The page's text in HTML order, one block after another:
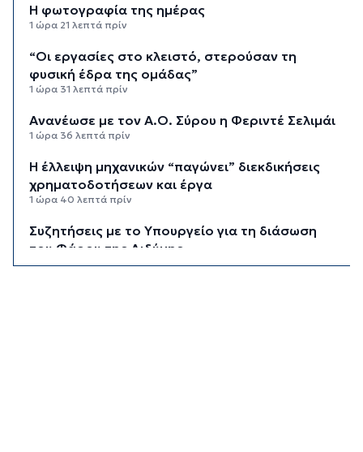
Η φωτογραφία της ημέρας
1 ώρα 21 λεπτά πρίν
“Οι εργασίες στο κλειστό, στερούσαν τη
φυσική έδρα της ομάδας”
1 ώρα 31 λεπτά πρίν
Ανανέωσε με τον Α.Ο. Σύρου η Φεριντέ Σελιμάι
1 ώρα 36 λεπτά πρίν
Η έλλειψη μηχανικών “παγώνει” διεκδικήσεις
χρηματοδοτήσεων και έργα
1 ώρα 40 λεπτά πρίν
Συζητήσεις με το Υπουργείο για τη διάσωση
του Φάρου της Διδύμης
1 ώρα 45 λεπτά πρίν